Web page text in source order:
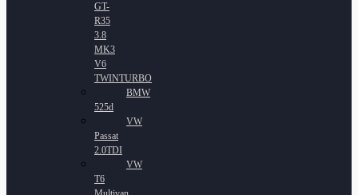
GT-
R35
3.8
MK3
V6
TWINTURBO
BMW
525d
VW
Passat
2.0TDI
VW
T6